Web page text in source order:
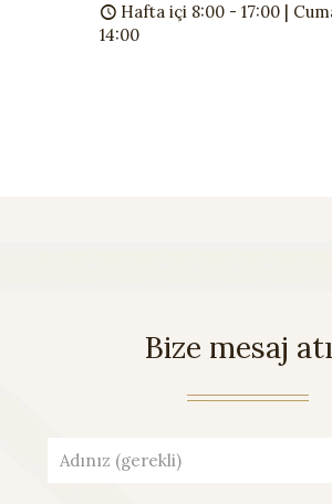
Hafta içi 8:00 - 17:00 |
14:00
Bize mesaj